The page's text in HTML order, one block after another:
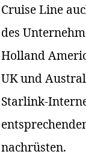
Cruise Line
des
Holland
UK und
Starlink-
nachrüsten.